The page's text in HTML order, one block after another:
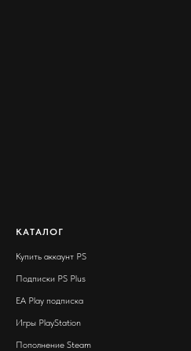
КАТАЛОГ
Купить аккаунт PS
Подписки PS Plus
EA Play подписка
Игры PlayStation
Пополнение Steam